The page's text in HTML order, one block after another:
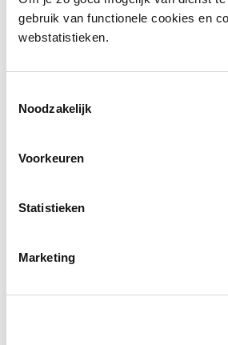
gebruik van functionele cookies en
webstatistieken.
Noodzakelijk
Voorkeuren
Statistieken
Marketing